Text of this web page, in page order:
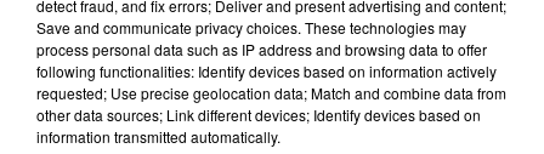
FIL D'ACTU
detect fraud, and fix errors; Deliver and present advertising and content;
Save and communicate privacy choices. These technologies may
process personal data such as IP address and browsing data to offer
following functionalities: Identify devices based on information actively
requested; Use precise geolocation data; Match and combine data from
other data sources; Link different devices; Identify devices based on
information transmitted automatically.